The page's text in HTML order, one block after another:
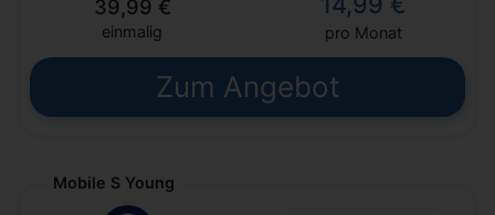
39,99 €
einmalig pro Monat
Zum Angebot
Mobile S Young